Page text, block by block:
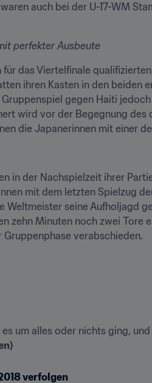
auch bei der U-17-WM
perfekter Ausbeute
das Viertelfinale
ihren Kasten in den beiden
gegen Haiti
wird vor der Begegnung
die Japanerinnen mit einer
in der Nachspielzeit ihrer
mit dem letzten Spielzug
Weltmeister seine Aufholjagd
zehn Minuten noch zwei
verabschieden.
verfolgen